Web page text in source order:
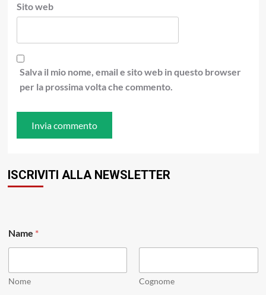
Sito web
Salva il mio nome, email e sito web in questo browser
per la prossima volta che commento.
ISCRIVITI ALLA NEWSLETTER
Name *
Nome Cognome